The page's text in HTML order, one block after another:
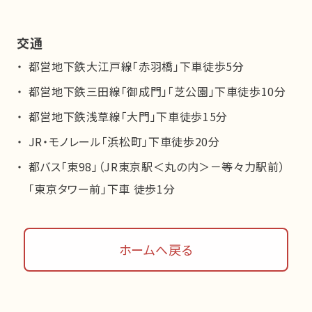
交通
都営地下鉄大江戸線「赤羽橋」下車徒歩5分
都営地下鉄三田線「御成門」「芝公園」下車徒歩10分
都営地下鉄浅草線「大門」下車徒歩15分
JR・モノレール「浜松町」下車徒歩20分
都バス「東98」（JR東京駅＜丸の内＞－等々力駅前）
「東京タワー前」下車 徒歩1分
ホームへ戻る